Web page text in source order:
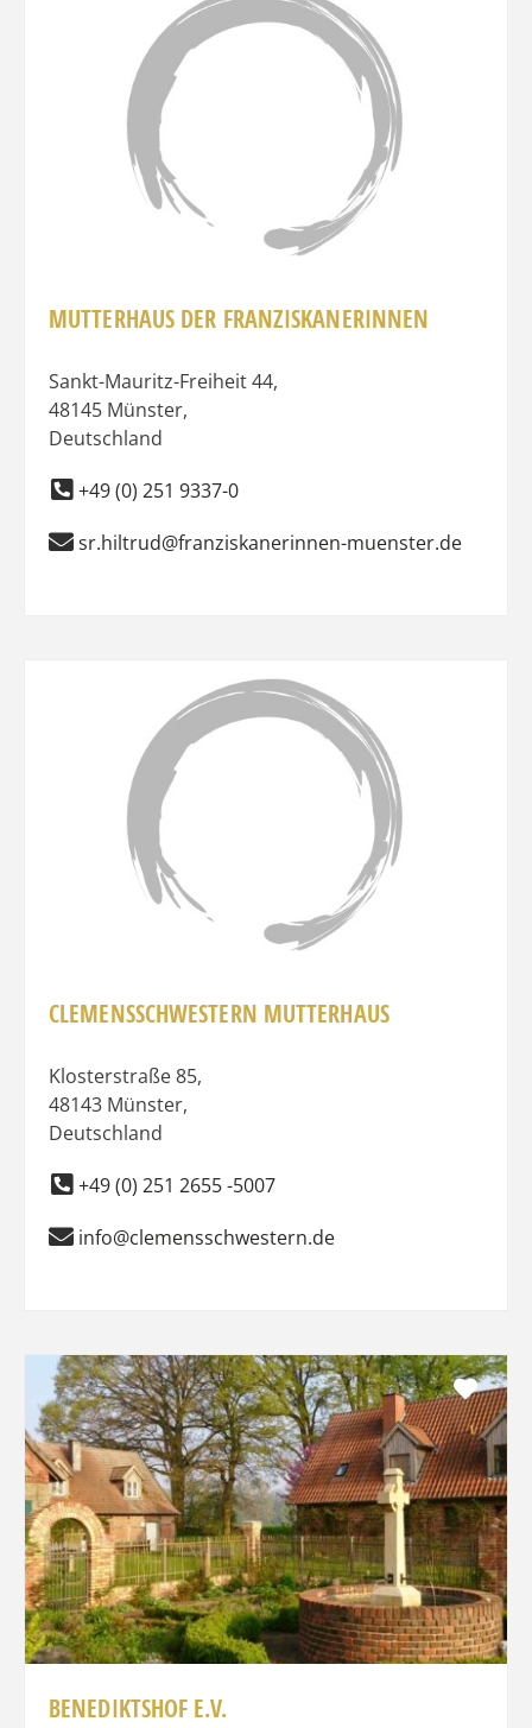
MUTTERHAUS DER FRANZISKANERINNEN
Sankt-Mauritz-Freiheit 44,
48145 Münster,
Deutschland
+49 (0) 251 9337-0
sr.hiltrud@franziskanerinnen-muenster.de
CLEMENSSCHWESTERN MUTTERHAUS
Klosterstraße 85,
48143 Münster,
Deutschland
+49 (0) 251 2655 -5007
info@clemensschwestern.de
BENEDIKTSHOF E.V.